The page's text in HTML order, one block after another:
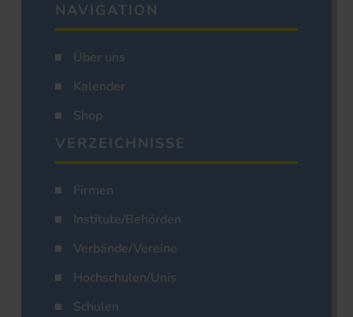
NAVIGATION
Über uns
Kalender
Shop
VERZEICHNISSE
Firmen
Institute/Behörden
Verbände/Vereine
Hochschulen/Unis
Schulen